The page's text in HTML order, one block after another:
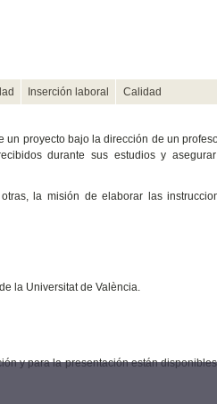
Inserción laboral Calidad
proyecto bajo la dirección de un
durante sus estudios y
la misión de elaborar las
la Universitat de València.
y para la presentación están